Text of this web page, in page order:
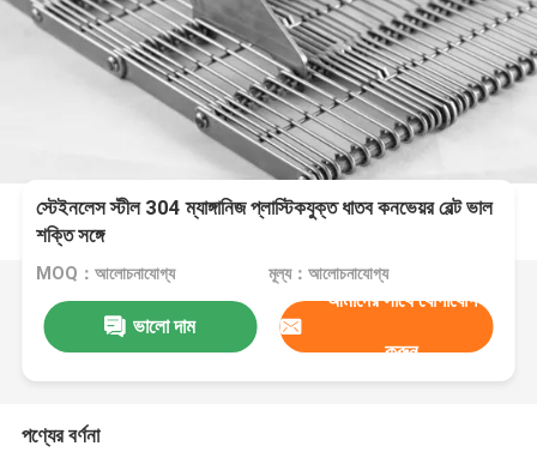
স্টেইনলেস স্টীল 304 ম্যাঙ্গানিজ প্লাস্টিকযুক্ত ধাতব কনভেয়র বেল্ট ভাল
শক্তি সঙ্গে
MOQ：আলোচনাযোগ্য মূল্য：আলোচনাযোগ্য
ভালো দাম
আমাদের সাথে যোগাযোগ
করুন
পণ্যের বর্ণনা